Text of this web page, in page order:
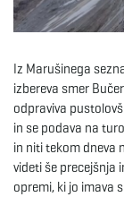
Iz Marušinega
izbereva smer
odpraviva
in se podava na
in niti tekom dneva
videti še precejšnja
opremi, ki jo imava